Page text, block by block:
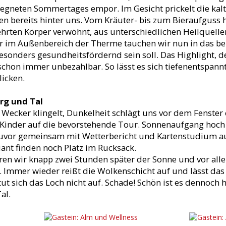
Sommertages empor. Im Gesicht prickelt die
bereits hinter uns. Vom Kräuter- bis zum Bieraufguss
Körper verwöhnt, aus unterschiedlichen
im Außenbereich der Therme tauchen wir nun in das
gesundheitsfördernd sein soll. Das Highlight,
immer unbezahlbar. So lässt es sich
und Tal
klingelt, Dunkelheit schlägt uns vor dem
auf die bevorstehende Tour. Sonnenaufgang
gemeinsam mit Wetterbericht und Kartenstudium
finden noch Platz im Rucksack.
wir knapp zwei Stunden später der Sonne und vor
Immer wieder reißt die Wolkenschicht auf und lässt
sich das Loch nicht auf. Schade! Schön ist es dennoch